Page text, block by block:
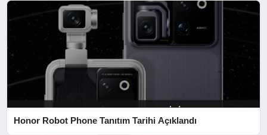
Honor Robot Phone Tanıtım Tarihi Açıklandı